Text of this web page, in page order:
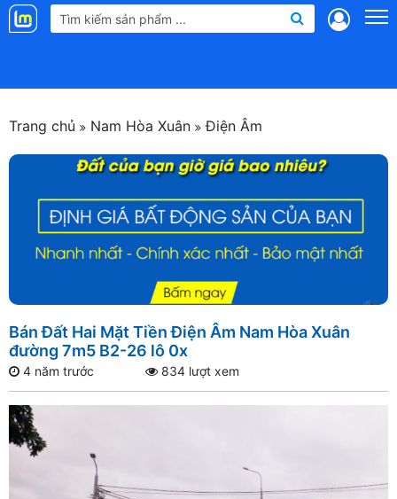
Landmap
Trang chủ Nam Hòa Xuân Điện Âm
Bán Đất Hai Mặt Tiền Điện Âm Nam Hòa Xuân
đường 7m5 B2-26 lô 0x
4 năm trước 834 lượt xem